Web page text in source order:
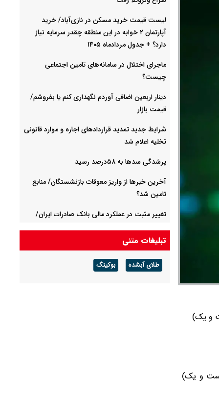
و بیست و یک)
و هشتصد و بیست و یک)
لیست قیمت خرید مسکن در نازی‌آباد/ خرید
آپارتمان ۲ خوابه در این منطقه چقدر سرمایه نیاز
دارد؟ + جدول مردادماه ۱۴۰۵
ماجرای اختلال در سامانه‌های تامین اجتماعی
چیست؟
دینار اربعین اضافی آوردم نگهداری کنم یا بفروشم/
قیمت بازار
شرایط جدید تمدید قراردادهای اجاره و موارد قانونی
تخلیه اعلام شد
پرشدگی سدها به ۵۸درصد رسید
آخرین خبرها از واریز معوقات بازنشستگان/ منابع
تامین شد؟
تغییر مثبت در عملکرد مالی بانک صادرات ایران/
شرط جدید بازنشستگی اعلام شد + جزئیات
تبلیغات متنی
طلای آبشده بوکینگ